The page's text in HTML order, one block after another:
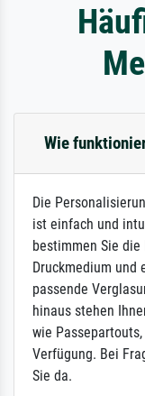
Wie
Die
ist einfach und
bestimmen Sie
Druckmedium und
passende
hinaus stehen
wie
Verfügung. Bei
Sie da.